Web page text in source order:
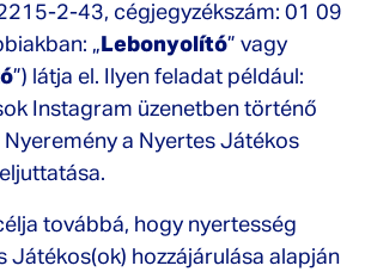
2-43, cégjegyzékszám: 01 09
„ Lebonyolító” vagy
”) látja el. Ilyen feladat például:
Instagram üzenetben történő
Nyeremény a Nyertes Játékos
továbbá, hogy nyertesség
Játékos(ok) hozzájárulása alapján